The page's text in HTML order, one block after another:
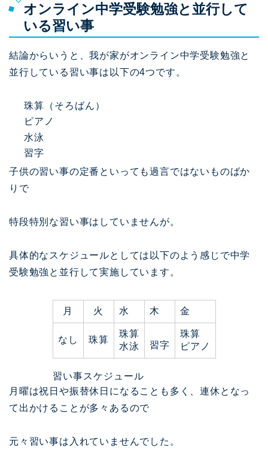
オンライン中学受験勉強と並行して
いる習い事
結論からいうと、我が家がオンライン中学受験勉強と
並行している習い事は以下の4つです。
珠算（そろばん）
ピアノ
水泳
習字
子供の習い事の定番といっても過言ではないものばか
りで
特段特別な習い事はしていませんが。
具体的なスケジュールとしては以下のよう感じで中学
受験勉強と並行して実施しています。
月 火 水 木 金
なし 珠算
珠算
水泳
習字
珠算
ピアノ
習い事スケジュール
月曜は祝日や振替休日になることも多く、連休となっ
て出かけることが多々あるので
元々習い事は入れていませんでした。